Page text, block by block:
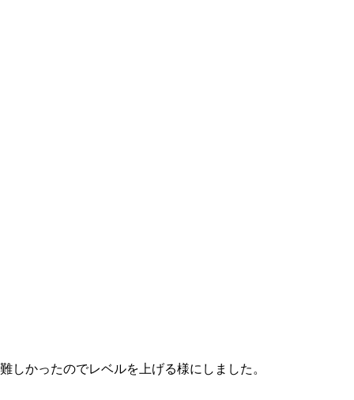
しかったのでレベルを上げる様にしました。